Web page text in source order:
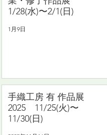
1/28(水)〜2/1(日)
1月9日
手織工房 有 作品展
2025 11/25(火)〜
11/30(日)